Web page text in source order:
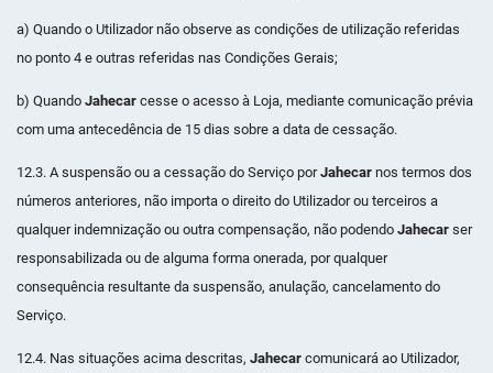
a) Quando o Utilizador não observe as condições de utilização referidas
no ponto 4 e outras referidas nas Condições Gerais;
b) Quando Jahecarcesse o acesso à Loja, mediante comunicação prévia
com uma antecedência de 15 dias sobre a data de cessação.
12.3. A suspensão ou a cessação do Serviço porJahecarnos termos dos
números anteriores, não importa o direito do Utilizador ou terceiros a
qualquer indemnização ou outra compensação, não podendo Jahecar ser
responsabilizada ou de alguma forma onerada, por qualquer
consequência resultante da suspensão, anulação, cancelamento do
Serviço.
12.4. Nas situações acima descritas, Jahecarcomunicará ao Utilizador,